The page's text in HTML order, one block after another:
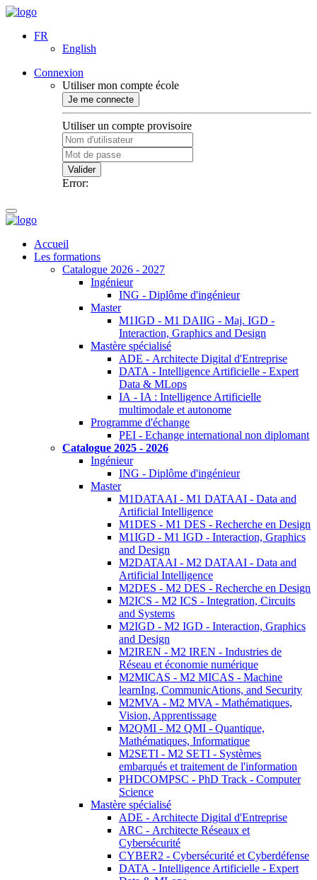
FR
English
Connexion
Utiliser mon compte école
Je me connecte
Utiliser un compte provisoire
Valider
Error:
Accueil
Les formations
Catalogue 2026 - 2027
Ingénieur
ING - Diplôme d'ingénieur
Master
M1IGD - M1 DAIIG - Maj. IGD -
Interaction, Graphics and Design
Mastère spécialisé
ADE - Architecte Digital d'Entreprise
DATA - Intelligence Artificielle - Expert
Data & MLops
IA - IA : Intelligence Artificielle
multimodale et autonome
Programme d'échange
PEI - Echange international non diplomant
Catalogue 2025 - 2026
Ingénieur
ING - Diplôme d'ingénieur
Master
M1DATAAI - M1 DATAAI - Data and
Artificial Intelligence
M1DES - M1 DES - Recherche en Design
M1IGD - M1 IGD - Interaction, Graphics
and Design
M2DATAAI - M2 DATAAI - Data and
Artificial Intelligence
M2DES - M2 DES - Recherche en Design
M2ICS - M2 ICS - Integration, Circuits
and Systems
M2IGD - M2 IGD - Interaction, Graphics
and Design
M2IREN - M2 IREN - Industries de
Réseau et économie numérique
M2MICAS - M2 MICAS - Machine
learnIng, CommunicAtions, and Security
M2MVA - M2 MVA - Mathématiques,
Vision, Apprentissage
M2QMI - M2 QMI - Quantique,
Mathématiques, Informatique
M2SETI - M2 SETI - Systèmes
embarqués et traitement de l'information
PHDCOMPSC - PhD Track - Computer
Science
Mastère spécialisé
ADE - Architecte Digital d'Entreprise
ARC - Architecte Réseaux et
Cybersécurité
CYBER2 - Cybersécurité et Cyberdéfense
DATA - Intelligence Artificielle - Expert